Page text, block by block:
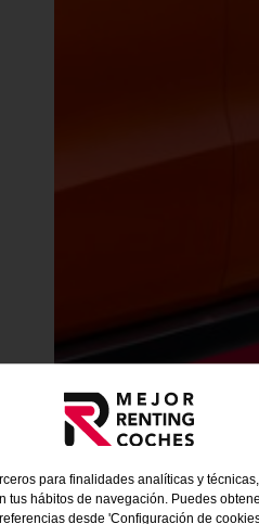
para finalidades analíticas y
tus hábitos de navegación. Puedes
desde 'Configuración de